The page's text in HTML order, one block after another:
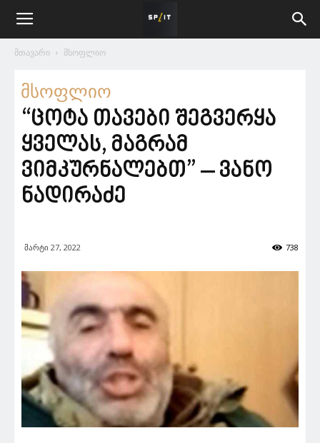
მთავარი მსოფლიო
მსოფლიო
“ცოტა თავები შეგვერყა
ყველას, მაგრამ
ვიმკურნალებთ” – ვანო
ნადირაძე
მარტი 27, 2022 738